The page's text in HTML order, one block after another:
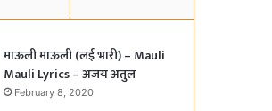
माऊली माऊली (लई भारी) – Mauli
Mauli Lyrics – अजय अतुल
February 8, 2020